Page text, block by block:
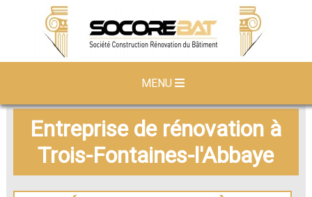
MENU
Entreprise de rénovation à
Trois-Fontaines-l'Abbaye